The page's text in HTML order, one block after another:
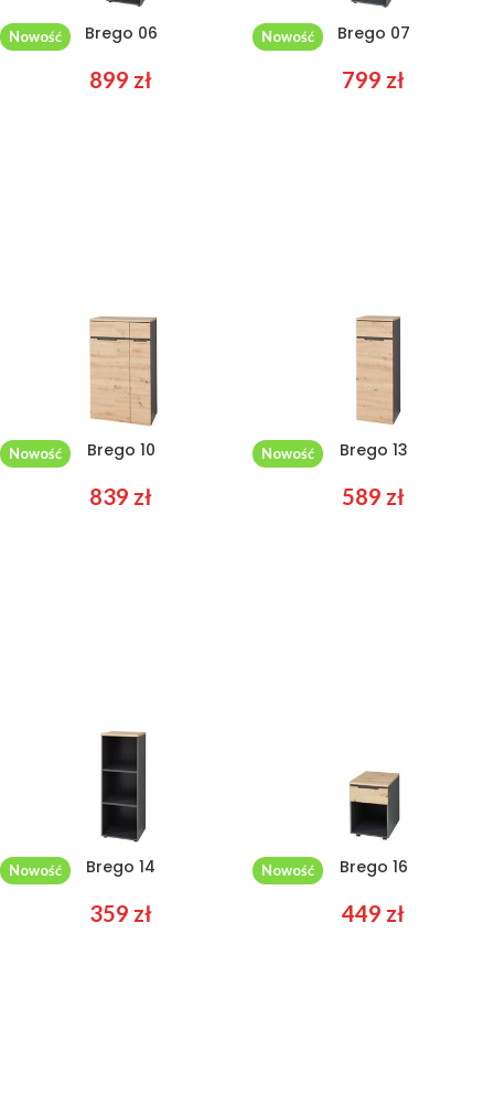
Brego 06
899 zł
Brego 07
799 zł
Nowość
Brego 10
839 zł
Nowość
Brego 13
589 zł
Nowość
Brego 14
359 zł
Nowość
Brego 16
449 zł
Nowość Nowość